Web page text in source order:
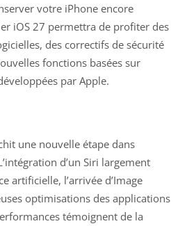
votre iPhone encore
iOS 27 permettra de profiter des
des correctifs de sécurité
fonctions basées sur
par Apple.
une nouvelle étape dans
d’un Siri largement
artificielle, l’arrivée d’Image
optimisations des applications
témoignent de la